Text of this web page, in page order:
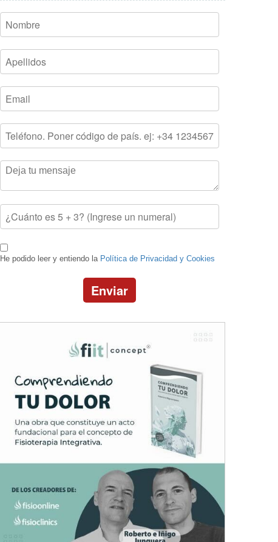
He podido leer y entiendo la Política de Privacidad y Cookies
Enviar